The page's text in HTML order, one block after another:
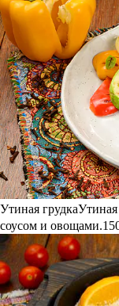
Утиная грудка
соусом и овощами.